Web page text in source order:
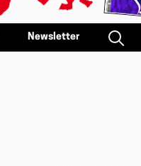
Newsletter